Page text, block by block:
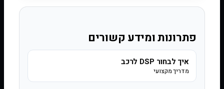
פתרונות ומידע קשורים
איך לבחור DSP לרכב
מדריך מקצועי